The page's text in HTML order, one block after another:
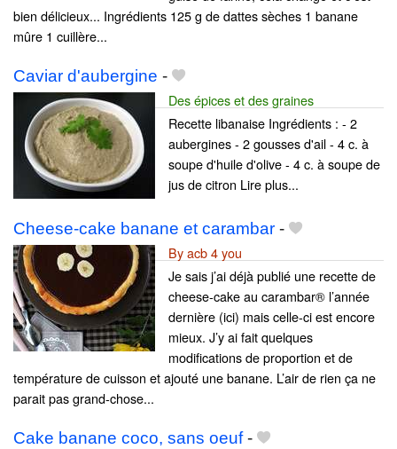
bien délicieux... Ingrédients 125 g de dattes sèches 1 banane
mûre 1 cuillère...
Caviar d'aubergine -
Des épices et des graines
Recette libanaise Ingrédients : - 2
aubergines - 2 gousses d'ail - 4 c. à
soupe d'huile d'olive - 4 c. à soupe de
jus de citron Lire plus...
Cheese-cake banane et carambar -
By acb 4 you
Je sais j’ai déjà publié une recette de
cheese-cake au carambar® l’année
dernière (ici) mais celle-ci est encore
mieux. J’y ai fait quelques
modifications de proportion et de
température de cuisson et ajouté une banane. L’air de rien ça ne
parait pas grand-chose...
Cake banane coco, sans oeuf-